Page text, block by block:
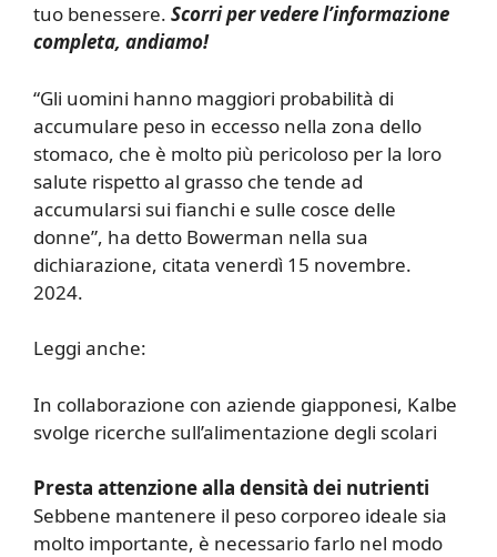
tuo benessere. Scorri per vedere l’informazione
completa, andiamo!
“Gli uomini hanno maggiori probabilità di
accumulare peso in eccesso nella zona dello
stomaco, che è molto più pericoloso per la loro
salute rispetto al grasso che tende ad
accumularsi sui fianchi e sulle cosce delle
donne”, ha detto Bowerman nella sua
dichiarazione, citata venerdì 15 novembre.
2024.
Leggi anche:
In collaborazione con aziende giapponesi, Kalbe
svolge ricerche sull’alimentazione degli scolari
Presta attenzione alla densità dei nutrienti
Sebbene mantenere il peso corporeo ideale sia
molto importante, è necessario farlo nel modo